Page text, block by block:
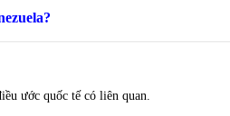
ước quốc tế có liên quan.